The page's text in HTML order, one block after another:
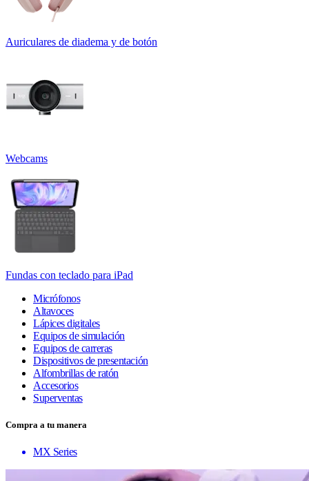
Auriculares de diadema y de botón
Webcams
Fundas con teclado para iPad
Micrófonos
Altavoces
Lápices digitales
Equipos de simulación
Equipos de carreras
Dispositivos de presentación
Alfombrillas de ratón
Accesorios
Superventas
Compra a tu manera
MX Series